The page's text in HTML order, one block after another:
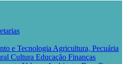
e Tecnologia Agricultura, Pecuária
Cultura Educação Finanças